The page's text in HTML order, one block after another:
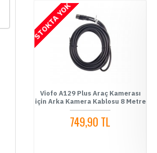
STOKTA YOK
Viofo A129 Plus Araç Kamerası
için Arka Kamera Kablosu 8 Metre
749,90 TL